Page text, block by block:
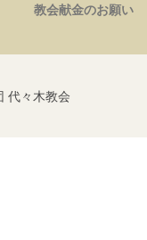
教会献金のお願い
代々木教会